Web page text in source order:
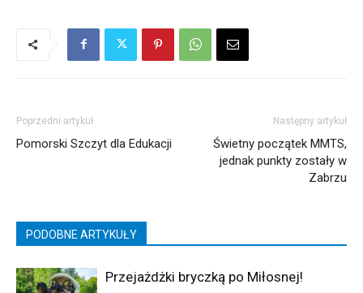
Poprzedni artykuł
Pomorski Szczyt dla Edukacji
Następny artykuł
Świetny początek MMTS,
jednak punkty zostały w
Zabrzu
PODOBNE ARTYKUŁY
Przejażdżki bryczką po Miłosnej!